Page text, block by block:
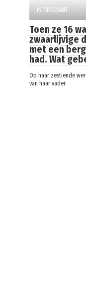
INTERESSANT
Toen ze 16
zwaarlijvige
met een
had. Wat
Op haar zestiende
van haar vader.